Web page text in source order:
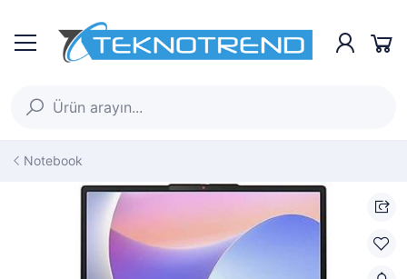
Notebook